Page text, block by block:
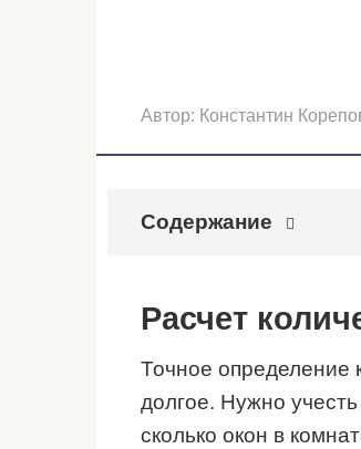
Автор: Константин
Содержание
Расчет
Точное определение
долгое. Нужно
сколько окон в